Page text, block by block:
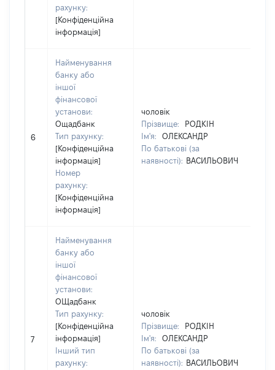
рахунку:
[Конфіденційна
інформація]
6
Найменування
банку або
іншої
фінансової
установи:
Ощадбанк
Тип рахунку:
[Конфіденційна
інформація]
Номер
рахунку:
[Конфіденційна
інформація]
чоловік
Прізвище:
РОДКІН
Ім'я:
ОЛЕКСАНДР
По батькові (за
наявності): ВАСИЛЬОВИЧ
7
Найменування
банку або
іншої
фінансової
установи:
ОЩадбанк
Тип рахунку:
[Конфіденційна
інформація]
Інший тип
рахунку:
чоловік
Прізвище:
РОДКІН
Ім'я:
ОЛЕКСАНДР
По батькові (за
наявності): ВАСИЛЬОВИЧ